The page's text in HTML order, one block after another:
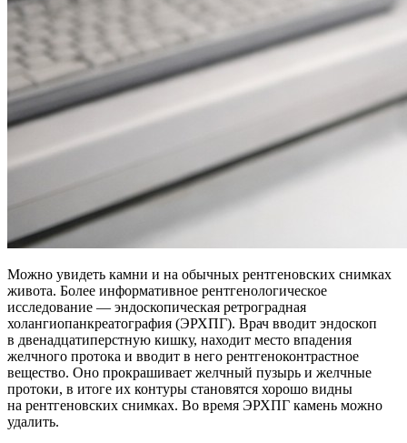
Можно увидеть камни и на обычных рентгеновских снимках
живота. Более информативное рентгенологическое
исследование — эндоскопическая ретроградная
холангиопанкреатография (ЭРХПГ). Врач вводит эндоскоп
в двенадцатиперстную кишку, находит место впадения
желчного протока и вводит в него рентгеноконтрастное
вещество. Оно прокрашивает желчный пузырь и желчные
протоки, в итоге их контуры становятся хорошо видны
на рентгеновских снимках. Во время ЭРХПГ камень можно
удалить.